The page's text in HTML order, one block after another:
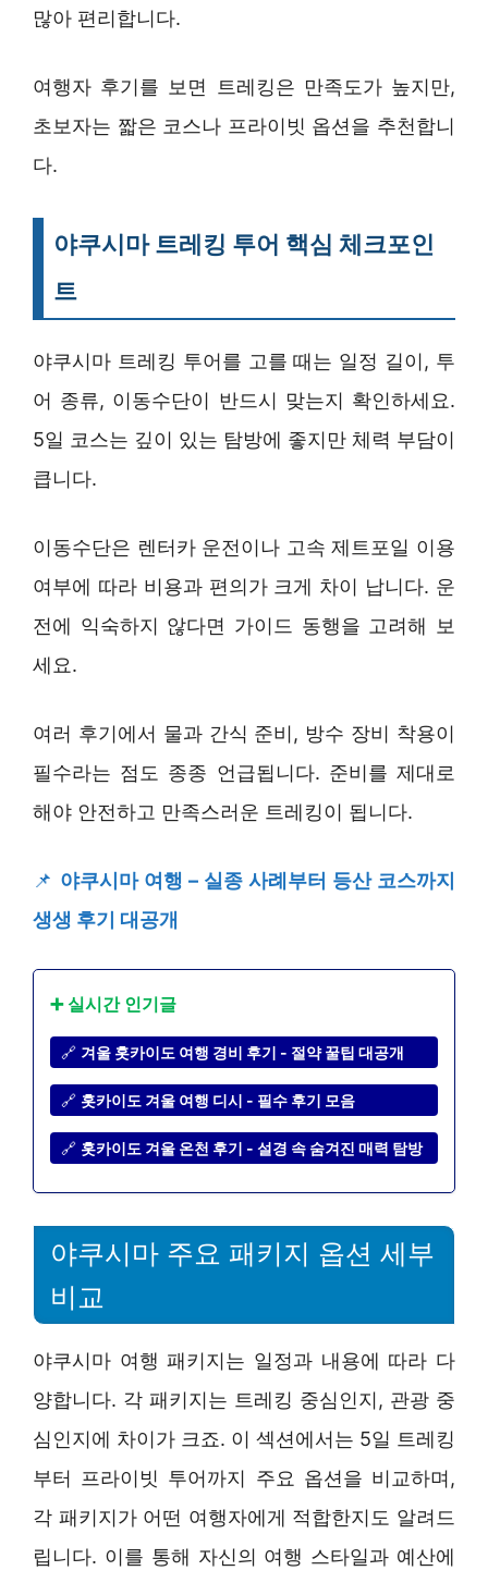
많아 편리합니다.
여행자 후기를 보면 트레킹은 만족도가 높지만,
초보자는 짧은 코스나 프라이빗 옵션을 추천합니
다.
야쿠시마 트레킹 투어 핵심 체크포인
트
야쿠시마 트레킹 투어를 고를 때는 일정 길이, 투
어 종류, 이동수단이 반드시 맞는지 확인하세요.
5일 코스는 깊이 있는 탐방에 좋지만 체력 부담이
큽니다.
이동수단은 렌터카 운전이나 고속 제트포일 이용
여부에 따라 비용과 편의가 크게 차이 납니다. 운
전에 익숙하지 않다면 가이드 동행을 고려해 보
세요.
여러 후기에서 물과 간식 준비, 방수 장비 착용이
필수라는 점도 종종 언급됩니다. 준비를 제대로
해야 안전하고 만족스러운 트레킹이 됩니다.
📌 야쿠시마 여행 – 실종 사례부터 등산 코스까지
생생 후기 대공개
➕ 실시간 인기글
🔗 겨울 홋카이도 여행 경비 후기 - 절약 꿀팁 대공개
🔗 홋카이도 겨울 여행 디시 - 필수 후기 모음
🔗 홋카이도 겨울 온천 후기 - 설경 속 숨겨진 매력 탐방
야쿠시마 주요 패키지 옵션 세부
비교
야쿠시마 여행 패키지는 일정과 내용에 따라 다
양합니다. 각 패키지는 트레킹 중심인지, 관광 중
심인지에 차이가 크죠. 이 섹션에서는 5일 트레킹
부터 프라이빗 투어까지 주요 옵션을 비교하며,
각 패키지가 어떤 여행자에게 적합한지도 알려드
립니다. 이를 통해 자신의 여행 스타일과 예산에